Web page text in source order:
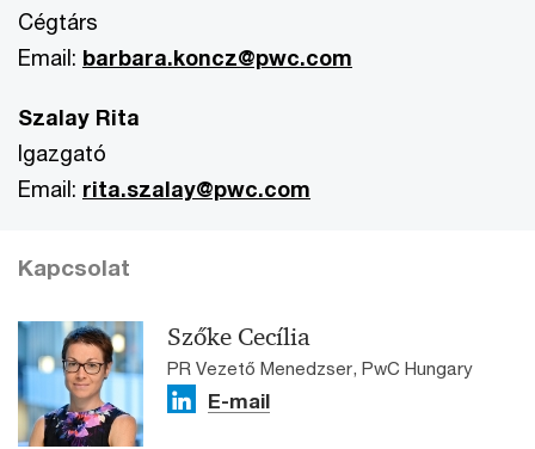
Cégtárs
Email: barbara.koncz@pwc.com
Szalay Rita
Igazgató
Email: rita.szalay@pwc.com
Kapcsolat
Szőke Cecília
PR Vezető Menedzser, PwC Hungary
E-mail